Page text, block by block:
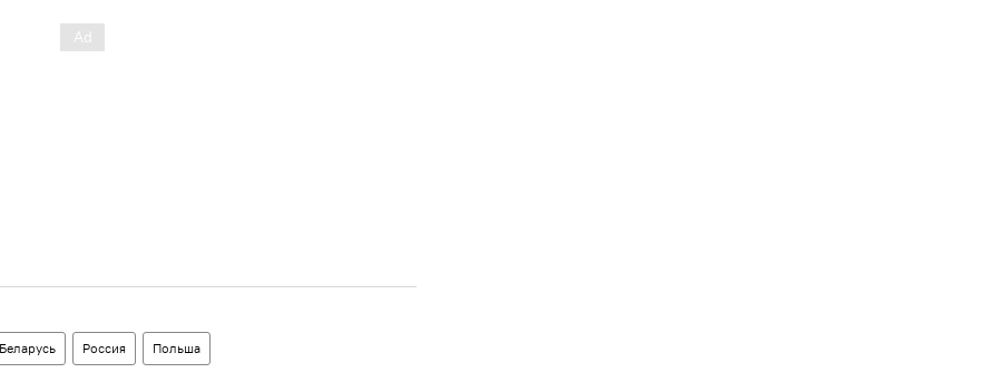
Беларусь Россия Польша